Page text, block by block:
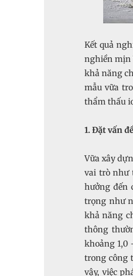
Kết quả
nghiền mịn
khả năng
mẫu vữa
thẩm thấu
1. Đặt vấn
Vữa xây
vai trò như
hưởng đến
trọng như
khả năng
thông
khoảng 1,0
trong công
vậy, việc